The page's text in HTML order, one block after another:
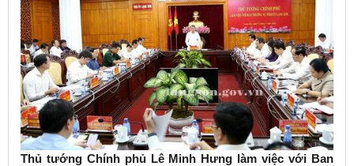
Thủ tướng Chính phủ Lê Minh Hưng làm việc với Ban